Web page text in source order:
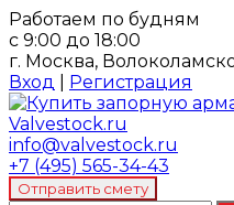
Работаем по будням
с 9:00 до 18:00
г. Москва,
Вход
Регистрация
info@valvestock.ru
+7 (495) 565-34-43